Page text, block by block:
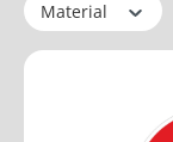
Material